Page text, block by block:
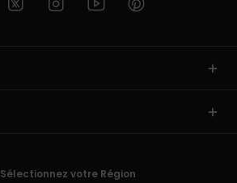
Sélectionnez votre Région